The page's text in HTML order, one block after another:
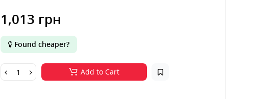
1,013 грн
Found cheaper?
Add to Cart